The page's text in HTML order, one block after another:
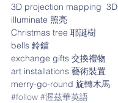
3D projection mapping
illuminate 照亮
Christmas tree 耶誕樹
bells 鈴鐺
exchange gifts 交換禮物
art installations 藝術裝置
merry-go-round 旋轉木馬
#follow #渥茲華英語